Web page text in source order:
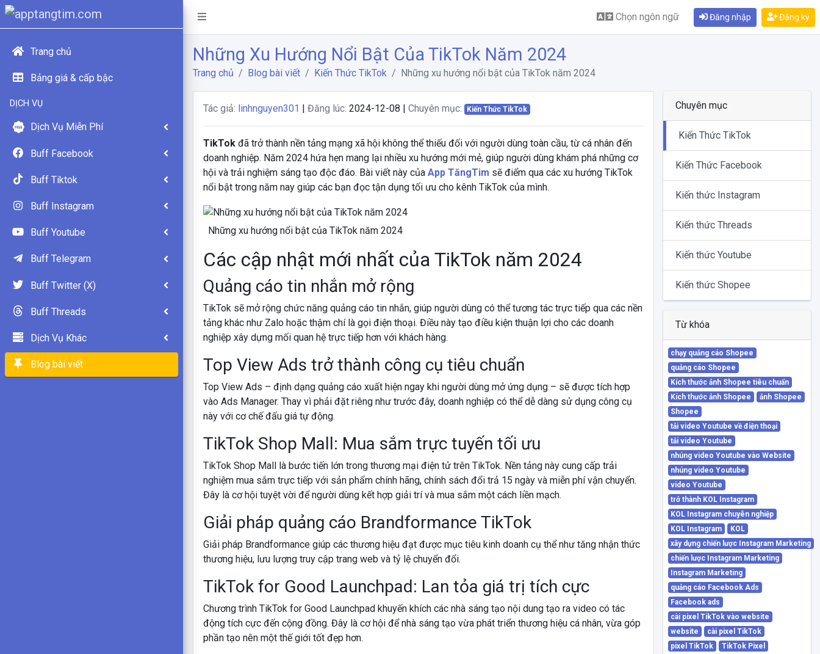
Chọn ngôn ngữ Đăng nhập Đăng ký
Trang chủ
Bảng giá & cấp bậc
DỊCH VỤ
Dịch Vụ Miễn Phí
Buff Facebook
Buff Tiktok
Buff Instagram
Buff Youtube
Buff Telegram
Buff Twitter (X)
Buff Threads
Dịch Vụ Khác
Blog bài viết
Những Xu Hướng Nổi Bật Của TikTok Năm 2024
Trang chủ Blog bài viết Kiến Thức TikTok Những xu hướng nổi bật của TikTok năm 2024
Tác giả: linhnguyen301 | Đăng lúc: 2024-12-08 | Chuyên mục: Kiến Thức TikTok
TikTokđã trở thành nền tảng mạng xã hội không thể thiếu đối với người dùng toàn cầu, từ cá nhân đến
doanh nghiệp. Năm 2024 hứa hẹn mang lại nhiều xu hướng mới mẻ, giúp người dùng khám phá những cơ
hội và trải nghiệm sáng tạo độc đáo. Bài viết này của App TăngTim sẽ điểm qua các xu hướng TikTok
nổi bật trong năm nay giúp các bạn đọc tận dụng tối ưu cho kênh TikTok của mình.
Những xu hướng nổi bật của TikTok năm 2024
Các cập nhật mới nhất của TikTok năm 2024
Quảng cáo tin nhắn mở rộng
TikTok sẽ mở rộng chức năng quảng cáo tin nhắn, giúp người dùng có thể tương tác trực tiếp qua các nền
tảng khác như Zalo hoặc thậm chí là gọi điện thoại. Điều này tạo điều kiện thuận lợi cho các doanh
nghiệp xây dựng mối quan hệ trực tiếp hơn với khách hàng.
Top View Ads trở thành công cụ tiêu chuẩn
Top View Ads – định dạng quảng cáo xuất hiện ngay khi người dùng mở ứng dụng – sẽ được tích hợp
vào Ads Manager. Thay vì phải đặt riêng như trước đây, doanh nghiệp có thể dễ dàng sử dụng công cụ
này với cơ chế đấu giá tự động.
TikTok Shop Mall: Mua sắm trực tuyến tối ưu
TikTok Shop Mall là bước tiến lớn trong thương mại điện tử trên TikTok. Nền tảng này cung cấp trải
nghiệm mua sắm trực tiếp với sản phẩm chính hãng, chính sách đổi trả 15 ngày và miễn phí vận chuyển.
Đây là cơ hội tuyệt vời để người dùng kết hợp giải trí và mua sắm một cách liền mạch.
Giải pháp quảng cáo Brandformance TikTok
Giải pháp Brandformance giúp các thương hiệu đạt được mục tiêu kinh doanh cụ thể như tăng nhận thức
thương hiệu, lưu lượng truy cập trang web và tỷ lệ chuyển đổi.
TikTok for Good Launchpad: Lan tỏa giá trị tích cực
Chương trình TikTok for Good Launchpad khuyến khích các nhà sáng tạo nội dung tạo ra video có tác
động tích cực đến cộng đồng. Đây là cơ hội để nhà sáng tạo vừa phát triển thương hiệu cá nhân, vừa góp
phần tạo nên một thế giới tốt đẹp hơn.
Chuyên mục
Kiến Thức TikTok
Kiến Thức Facebook
Kiến thức Instagram
Kiến thức Threads
Kiến thức Youtube
Kiến thức Shopee
Từ khóa
chạy quảng cáo Shopee
quảng cáo Shopee
Kích thước ảnh Shopee tiêu chuẩn
Kích thước ảnh Shopee
ảnh Shopee
Shopee
tải video Youtube về điện thoại
tải video Youtube
nhúng video Youtube vào Website
nhúng video Youtube
video Youtube
trở thành KOL Instagram
KOL Instagram chuyên nghiệp
KOL Instagram
KOL
xây dựng chiến lược Instagram Marketing
chiến lược Instagram Marketing
Instagram Marketing
quảng cáo Facebook Ads
Facebook ads
cài pixel TikTok vào website
website
cài pixel TikTok
pixel TikTok
TikTok Pixel